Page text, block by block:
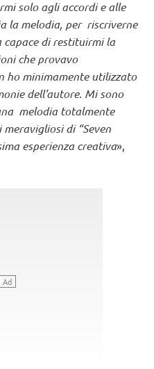
solo agli accordi e alle
la melodia, per riscriverne
capace di restituirmi la
che provavo
ho minimamente utilizzato
dell’autore. Mi sono
melodia totalmente
di “Seven
esperienza creativa»,